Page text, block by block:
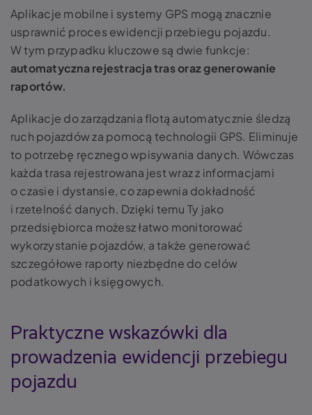
Aplikacje mobilne i systemy GPS mogą znacznie
usprawnić proces ewidencji przebiegu pojazdu.
W tym przypadku kluczowe są dwie funkcje:
automatyczna rejestracja tras oraz generowanie
raportów.
Aplikacje do zarządzania flotą automatycznie śledzą
ruch pojazdów za pomocą technologii GPS. Eliminuje
to potrzebę ręcznego wpisywania danych. Wówczas
każda trasa rejestrowana jest wraz z informacjami
o czasie i dystansie, co zapewnia dokładność
i rzetelność danych. Dzięki temu Ty jako
przedsiębiorca możesz łatwo monitorować
wykorzystanie pojazdów, a także generować
szczegółowe raporty niezbędne do celów
podatkowych i księgowych.
Praktyczne wskazówki dla
prowadzenia ewidencji przebiegu
pojazdu